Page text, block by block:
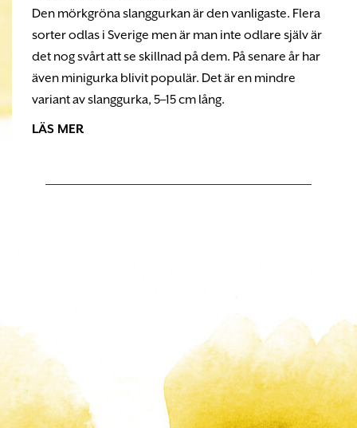
Den mörkgröna slanggurkan är den vanligaste. Flera
sorter odlas i Sverige men är man inte odlare själv är
det nog svårt att se skillnad på dem. På senare år har
även minigurka blivit populär. Det är en mindre
variant av slanggurka, 5–15 cm lång.
LÄS MER